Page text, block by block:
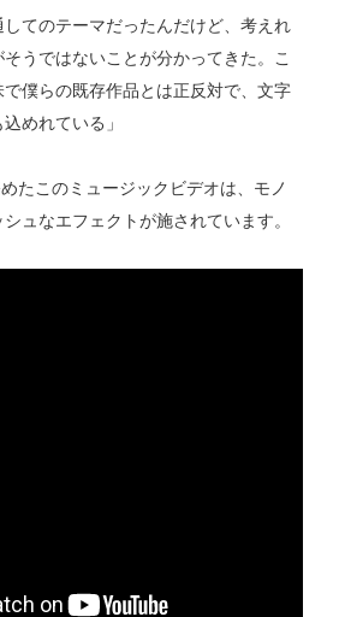
してのテーマだったんだけど、考えれ
うではないことが分かってきた。こ
僕らの既存作品とは正反対で、文字
めれている」
たこのミュージックビデオは、モノ
ュなエフェクトが施されています。